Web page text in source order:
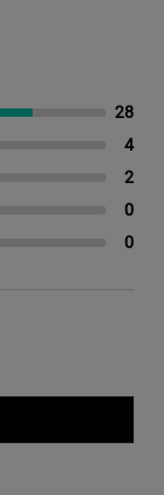
28
4
2
0
0